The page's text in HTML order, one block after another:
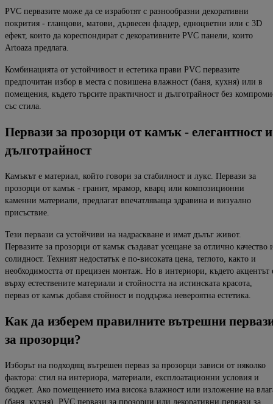
PVC первазите може да се изработят с разнообразни декоративни
покрития - гланцови, матови, дървесен фладер, едноцветни или с 3D
ефект, които да кореспондират с декоративните PVC панели, които
Artoaza предлага.
Комбинацията от устойчивост и естетика прави PVC первазите
предпочитан избор в места с повишена влажност (баня, кухня) или в
помещения, където търсите практичност и дълготрайност без
със стила.
Первази за прозорци от камък - елегантност и
дълготрайност
Камъкът е материал, който говори за стабилност и лукс. Первази за
прозорци от камък - гранит, мрамор, кварц или композиционни
каменни материали, предлагат впечатляваща здравина и визуално
присъствие.
Тези первази са устойчиви на надраскване и имат дълъг живот.
Первазите за прозорци от камък създават усещане за отлично качество
солидност. Техният недостатък е по-високата цена, теглото, както и
необходимостта от прецизен монтаж. Но в интериори, където акцентът
върху естествените материали и стойността на истинската красота
перваз от камък добавя стойност и поддържа невероятна естетика.
Как да изберем правилните вътрешни
за прозорци?
Изборът на подходящ вътрешен перваз за прозорци зависи от няколко
фактора: стил на интериора, материали, експлоатационни условия и
бюджет. Ако помещението има висока влажност или изложение на
(баня, кухня), PVC первази за прозорци или декоративни первази за